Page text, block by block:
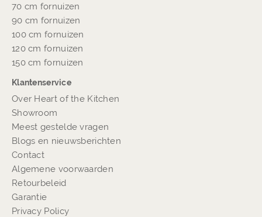
70 cm fornuizen
90 cm fornuizen
100 cm fornuizen
120 cm fornuizen
150 cm fornuizen
Klantenservice
Over Heart of the Kitchen
Showroom
Meest gestelde vragen
Blogs en nieuwsberichten
Contact
Algemene voorwaarden
Retourbeleid
Garantie
Privacy Policy